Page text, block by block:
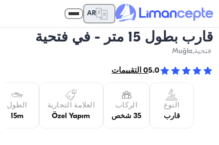
AR
قارب بطول 15 متر - في فتحية
فتحية,Muğla
5.0
0 التقييمات
النوع
قارب
الركاب
35 شخص
العلامة التجارية
Özel Yapım
الطول
15m